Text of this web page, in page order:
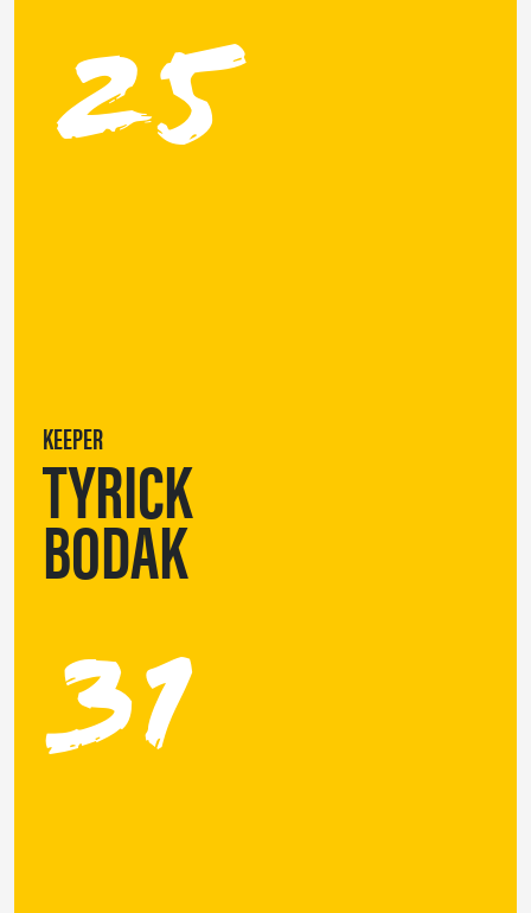
25
KEEPER
TYRICK
BODAK
31